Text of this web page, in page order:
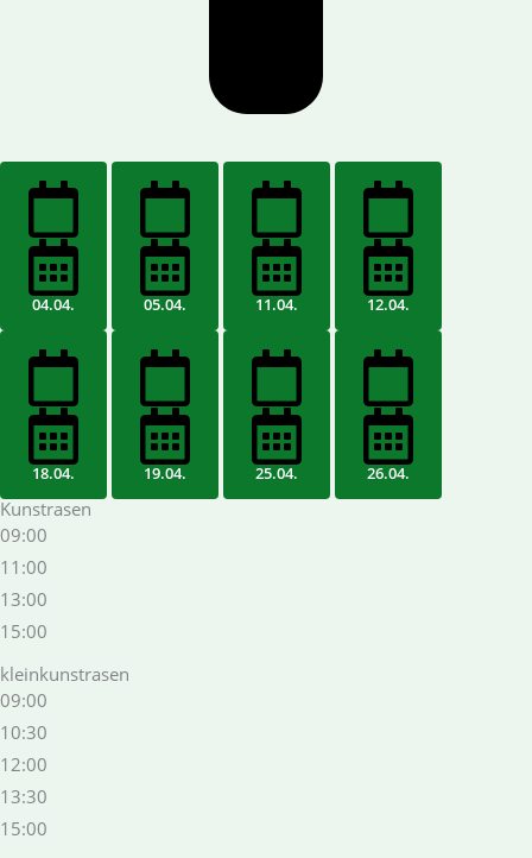
04.04. 05.04. 11.04. 12.04.
18.04. 19.04. 25.04. 26.04.
Kunstrasen
09:00
11:00
13:00
15:00
kleinkunstrasen
09:00
10:30
12:00
13:30
15:00